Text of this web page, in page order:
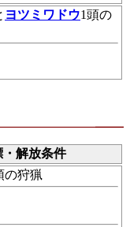
ヨツミワドウ1頭の
・解放条件
の狩猟